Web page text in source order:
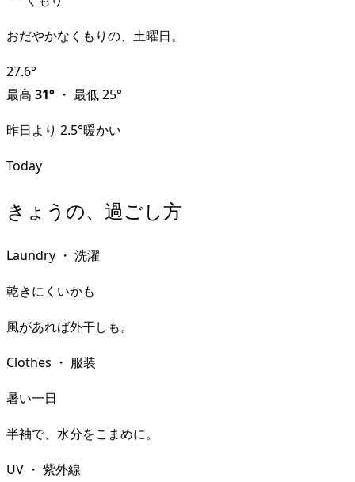
おだやかなくもりの、土曜日。
27.6°
最高 31° ・ 最低25°
昨日より 2.5°暖かい
Today
きょうの、過ごし方
Laundry ・ 洗濯
乾きにくいかも
風があれば外干しも。
Clothes ・ 服装
暑い一日
半袖で、水分をこまめに。
UV ・ 紫外線